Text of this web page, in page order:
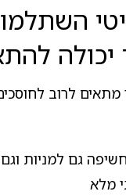
יכולה
לרוב
גם למניות
מלא